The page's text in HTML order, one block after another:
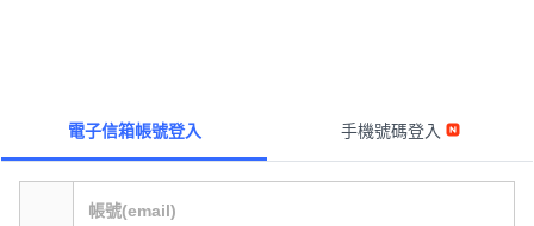
電子信箱帳號登入 手機號碼登入